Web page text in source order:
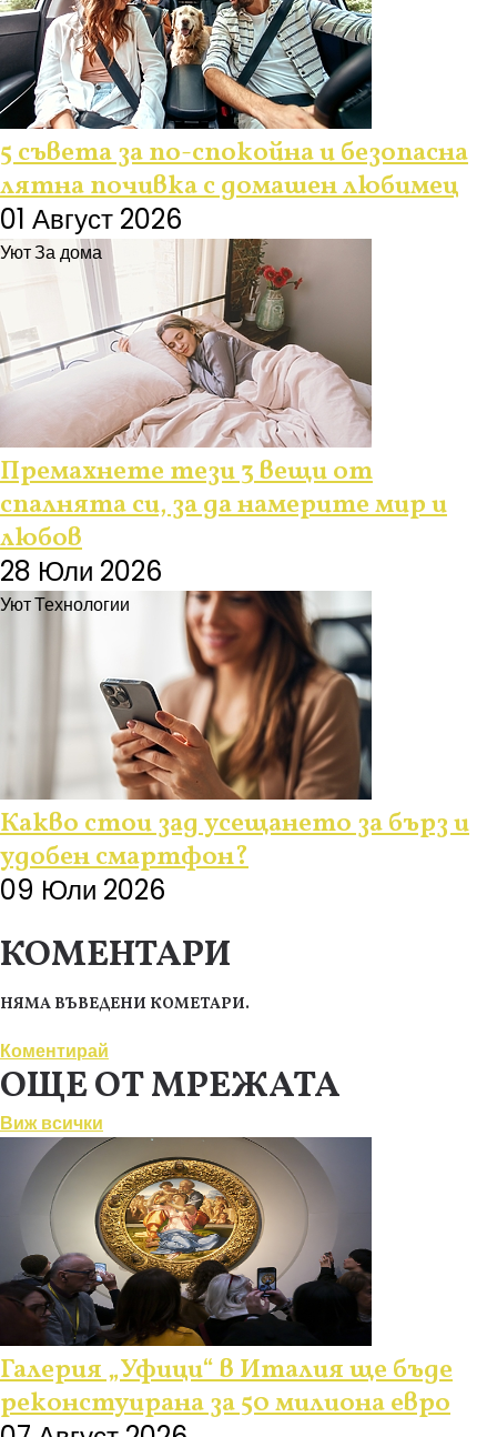
5 съвета за по-спокойна и безопасна
лятна почивка с домашен любимец
01 Август 2026
УютЗа дома
Премахнете тези 3 вещи от
спалнята си, за да намерите мир и
любов
28 Юли 2026
УютТехнологии
Какво стои зад усещането за бърз и
удобен смартфон?
09 Юли 2026
КОМЕНТАРИ
НЯМА ВЪВЕДЕНИ КОМЕТАРИ.
Коментирай
ОЩЕ ОТ МРЕЖАТА
Виж всички
Галерия „Уфици“ в Италия ще бъде
реконстуирана за 50 милиона евро